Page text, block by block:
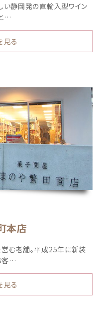
い静岡発の直輸入型ワイン
…
見る
本店
む老舗。平成25年に新装
客…
見る